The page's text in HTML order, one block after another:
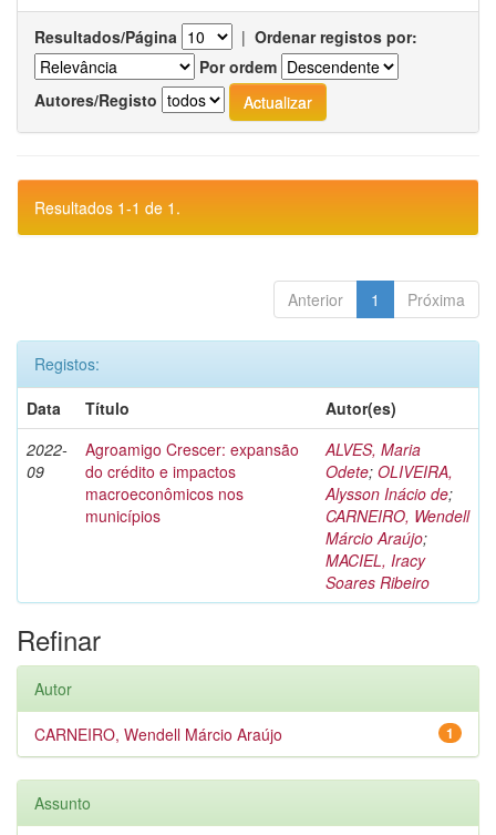
Resultados/Página | Ordenar registos por:
Por ordem
Autores/Registo
Resultados 1-1 de 1.
Anterior 1 Próxima
Registos:
Data
Título
Autor(es)
2022-
09
Agroamigo Crescer: expansão
do crédito e impactos
macroeconômicos nos
municípios
ALVES, Maria
Odete; OLIVEIRA,
Alysson Inácio de;
CARNEIRO, Wendell
Márcio Araújo;
MACIEL, Iracy
Soares Ribeiro
Refinar
Autor
1
CARNEIRO, Wendell Márcio Araújo
Assunto